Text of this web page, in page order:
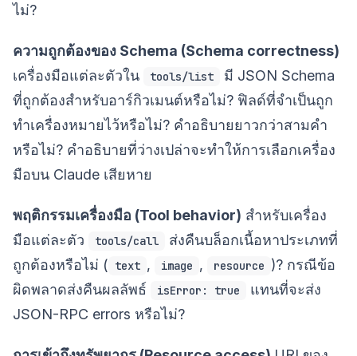
ไม่?
ความถูกต้องของ Schema (Schema correctness)
เครื่องมือแต่ละตัวใน
tools/list
มี JSON Schema
ที่ถูกต้องสำหรับอาร์กิวเมนต์หรือไม่? ฟิลด์ที่จำเป็นถูก
ทำเครื่องหมายไว้หรือไม่? คำอธิบายยาวกว่าสามคำ
หรือไม่? คำอธิบายที่ว่างเปล่าจะทำให้การเลือกเครื่อง
มือบน Claude เสียหาย
พฤติกรรมเครื่องมือ (Tool behavior) สำหรับเครื่อง
มือแต่ละตัว
tools/call
ส่งคืนบล็อกเนื้อหาประเภทที่
ถูกต้องหรือไม่ ( text , image , resource )? กรณีข้อ
ผิดพลาดส่งคืนผลลัพธ์
isError: true
แทนที่จะส่ง
JSON-RPC errors หรือไม่?